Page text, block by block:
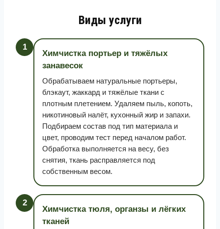
Виды услуги
1
Химчистка портьер и тяжёлых
занавесок
Обрабатываем натуральные портьеры,
блэкаут, жаккард и тяжёлые ткани с
плотным плетением. Удаляем пыль, копоть,
никотиновый налёт, кухонный жир и запахи.
Подбираем состав под тип материала и
цвет, проводим тест перед началом работ.
Обработка выполняется на весу, без
снятия, ткань расправляется под
собственным весом.
2
Химчистка тюля, органзы и лёгких
тканей